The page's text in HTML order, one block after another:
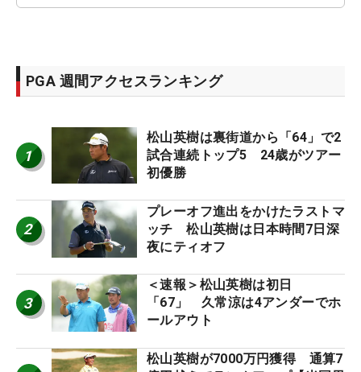
PGA 週間アクセスランキング
1
松山英樹は裏街道から「64」で2
試合連続トップ5 24歳がツアー
初優勝
2
プレーオフ進出をかけたラストマ
ッチ 松山英樹は日本時間7日深
夜にティオフ
3
＜速報＞松山英樹は初日
「67」 久常涼は4アンダーでホ
ールアウト
松山英樹が7000万円獲得 通算7